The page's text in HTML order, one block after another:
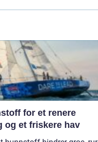
for et renere
og et friskere hav